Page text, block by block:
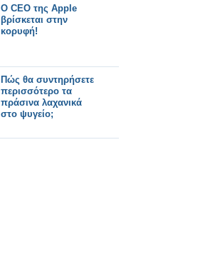
Ο CEO της Apple
βρίσκεται στην
κορυφή!
Πώς θα συντηρήσετε
περισσότερο τα
πράσινα λαχανικά
στο ψυγείο;